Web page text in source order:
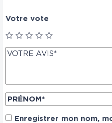
Votre vote
Enregistrer mon nom,